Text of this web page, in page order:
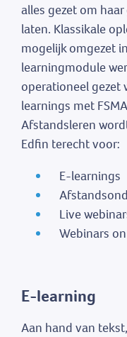
alles gezet om
laten. Klassikale
mogelijk omgezet
learningmodule
operationeel gezet
learnings met
Afstandsleren
Edfin terecht voor:
E-learnings
Live
Webinars
E-learning
Aan hand van